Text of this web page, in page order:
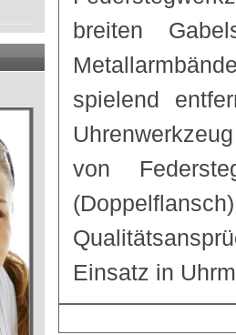
breiten
spielend
von
Einsatz in